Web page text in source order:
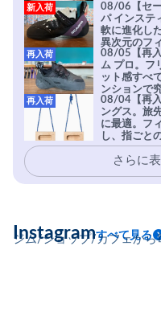
08/06【セ
パ インステ
軟に進化し
異次元のフ
新入荷
08/05【再
ム プロ。フ
ット感すべ
ンションで
実現。進化
を凌駕する
安心感。
再入荷
08/04【再
ングス。旅
に最適。フ
し、指ごと
イマーの指
再入荷
さらに
ジム/ショップ/カフェから
Instagramすべて見る